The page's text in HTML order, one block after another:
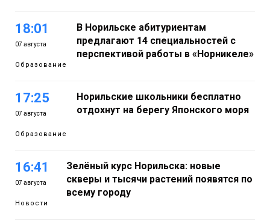
18:01
07 августа
Образование
В Норильске абитуриентам
предлагают 14 специальностей с
перспективой работы в «Норникеле»
17:25
07 августа
Образование
Норильские школьники бесплатно
отдохнут на берегу Японского моря
16:41
07 августа
Новости
Зелёный курс Норильска: новые
скверы и тысячи растений появятся по
всему городу